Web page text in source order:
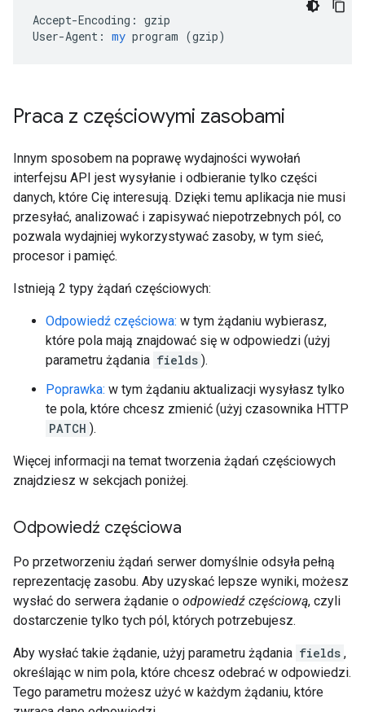
Accept-Encoding: gzip
User-Agent: my program (gzip)
Praca z częściowymi zasobami
Innym sposobem na poprawę wydajności wywołań
interfejsu API jest wysyłanie i odbieranie tylko części
danych, które Cię interesują. Dzięki temu aplikacja nie musi
przesyłać, analizować i zapisywać niepotrzebnych pól, co
pozwala wydajniej wykorzystywać zasoby, w tym sieć,
procesor i pamięć.
Istnieją 2 typy żądań częściowych:
Odpowiedź częściowa: w tym żądaniu wybierasz,
które pola mają znajdować się w odpowiedzi (użyj
parametru żądania fields ).
Poprawka: w tym żądaniu aktualizacji wysyłasz tylko
te pola, które chcesz zmienić (użyj czasownika HTTP
PATCH ).
Więcej informacji na temat tworzenia żądań częściowych
znajdziesz w sekcjach poniżej.
Odpowiedź częściowa
Po przetworzeniu żądań serwer domyślnie odsyła pełną
reprezentację zasobu. Aby uzyskać lepsze wyniki, możesz
wysłać do serwera żądanie o odpowiedź częściową, czyli
dostarczenie tylko tych pól, których potrzebujesz.
Aby wysłać takie żądanie, użyj parametru żądania fields ,
określając w nim pola, które chcesz odebrać w odpowiedzi.
Tego parametru możesz użyć w każdym żądaniu, które